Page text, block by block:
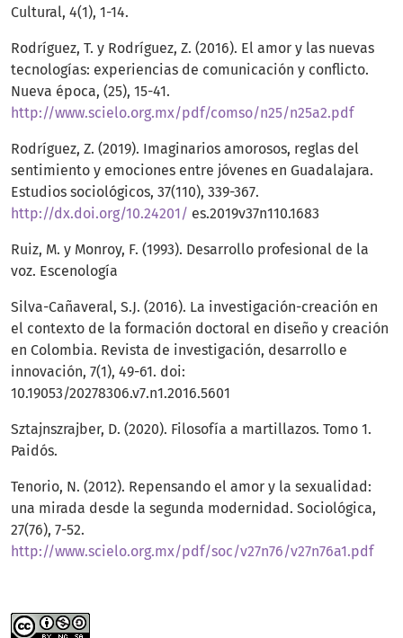
Cultural, 4(1), 1-14.
Rodríguez, T. y Rodríguez, Z. (2016). El amor y las nuevas
tecnologías: experiencias de comunicación y conflicto.
Nueva época, (25), 15-41.
http://www.scielo.org.mx/pdf/comso/n25/n25a2.pdf
Rodríguez, Z. (2019). Imaginarios amorosos, reglas del
sentimiento y emociones entre jóvenes en Guadalajara.
Estudios sociológicos, 37(110), 339-367.
http://dx.doi.org/10.24201/ es.2019v37n110.1683
Ruiz, M. y Monroy, F. (1993). Desarrollo profesional de la
voz. Escenología
Silva-Cañaveral, S.J. (2016). La investigación-creación en
el contexto de la formación doctoral en diseño y creación
en Colombia. Revista de investigación, desarrollo e
innovación, 7(1), 49-61. doi:
10.19053/20278306.v7.n1.2016.5601
Sztajnszrajber, D. (2020). Filosofía a martillazos. Tomo 1.
Paidós.
Tenorio, N. (2012). Repensando el amor y la sexualidad:
una mirada desde la segunda modernidad. Sociológica,
27(76), 7-52.
http://www.scielo.org.mx/pdf/soc/v27n76/v27n76a1.pdf